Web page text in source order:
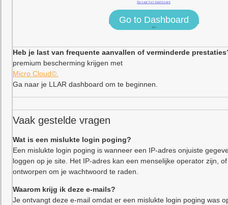
Ga naar het dashboard
Go to Dashboard
<!–
Heb je last van frequente aanvallen of verminderde
premium bescherming krijgen met
Micro Cloud©.
Ga naar je LLAR dashboard om te beginnen.
Vaak gestelde vragen
Wat is een mislukte login poging?
Een mislukte login poging is wanneer een IP-adres onjuiste
loggen op je site. Het IP-adres kan een menselijke operator zijn,
ontworpen om je wachtwoord te raden.
Waarom krijg ik deze e-mails?
Je ontvangt deze e-mail omdat er een mislukte login poging was